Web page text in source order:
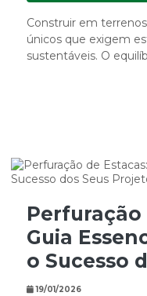
Construir em
únicos que exigem
sustentáveis. O
Perfuração
Guia
o Sucesso
19/01/2026